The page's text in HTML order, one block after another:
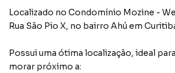
Localizado no Condomínio Mozine -
Rua São Pio X, no bairro Ahú em
Possui uma ótima localização, ideal
morar próximo a: